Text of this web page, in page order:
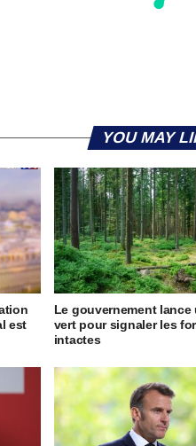
YOU MAY
est
Le gouvernement lance
vert pour signaler les
intactes